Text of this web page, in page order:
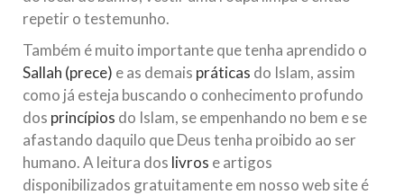
repetir o testemunho.
Também é muito importante que tenha aprendido o
Sallah (prece) e as demais práticas do Islam, assim
como já esteja buscando o conhecimento profundo
dos princípios do Islam, se empenhando no bem e se
afastando daquilo que Deus tenha proibido ao ser
humano. A leitura dos livros e artigos
disponibilizados gratuitamente em nosso web site é